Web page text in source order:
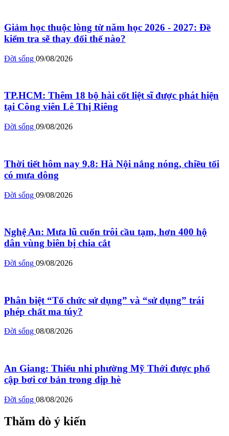
Giảm học thuộc lòng từ năm học 2026 - 2027: Đề
kiểm tra sẽ thay đổi thế nào?
Đời sống 09/08/2026
TP.HCM: Thêm 18 bộ hài cốt liệt sĩ được phát hiện
tại Công viên Lê Thị Riêng
Đời sống 09/08/2026
Thời tiết hôm nay 9.8: Hà Nội nắng nóng, chiều tối
có mưa dông
Đời sống 09/08/2026
Nghệ An: Mưa lũ cuốn trôi cầu tạm, hơn 400 hộ
dân vùng biên bị chia cắt
Đời sống 09/08/2026
Phân biệt “Tổ chức sử dụng” và “sử dụng” trái
phép chất ma túy?
Đời sống 08/08/2026
An Giang: Thiếu nhi phường Mỹ Thới được phổ
cập bơi cơ bản trong dịp hè
Đời sống 08/08/2026
Thăm dò ý kiến